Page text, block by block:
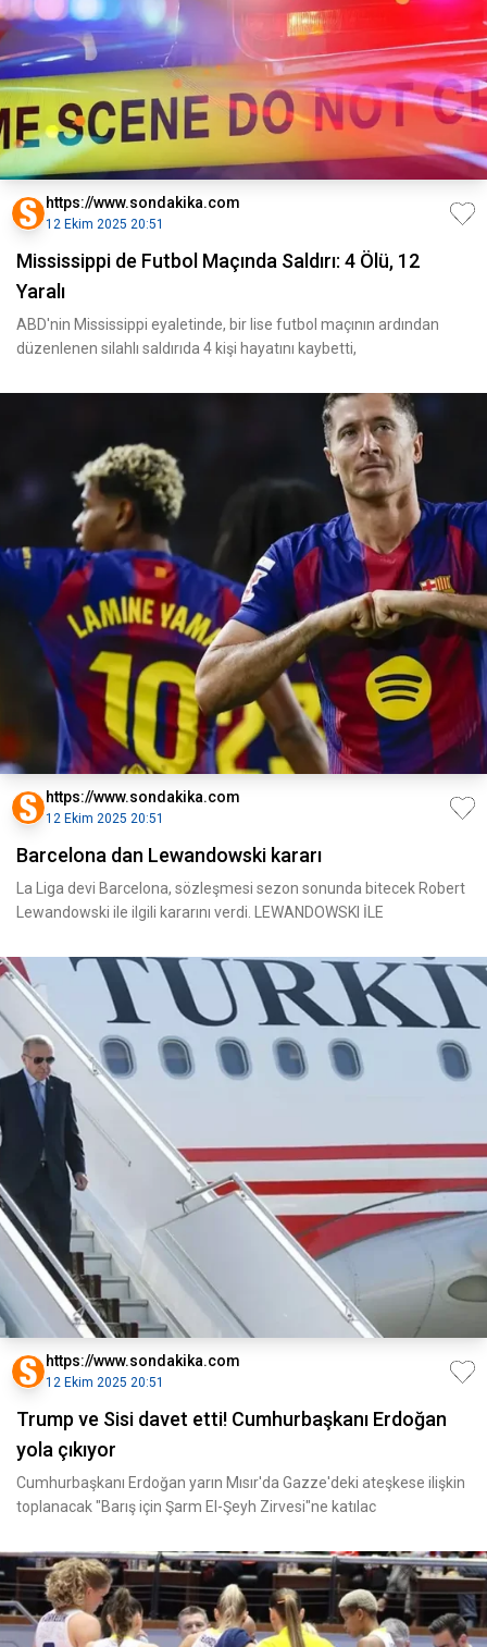
https://www.sondakika.com
12 Ekim 2025 20:51
Mississippi de Futbol Maçında Saldırı: 4 Ölü, 12
Yaralı
ABD'nin Mississippi eyaletinde, bir lise futbol maçının ardından
düzenlenen silahlı saldırıda 4 kişi hayatını kaybetti,
https://www.sondakika.com
12 Ekim 2025 20:51
Barcelona dan Lewandowski kararı
La Liga devi Barcelona, sözleşmesi sezon sonunda bitecek Robert
Lewandowski ile ilgili kararını verdi. LEWANDOWSKI İLE
https://www.sondakika.com
12 Ekim 2025 20:51
Trump ve Sisi davet etti! Cumhurbaşkanı Erdoğan
yola çıkıyor
Cumhurbaşkanı Erdoğan yarın Mısır'da Gazze'deki ateşkese ilişkin
toplanacak "Barış için Şarm El-Şeyh Zirvesi"ne katılac